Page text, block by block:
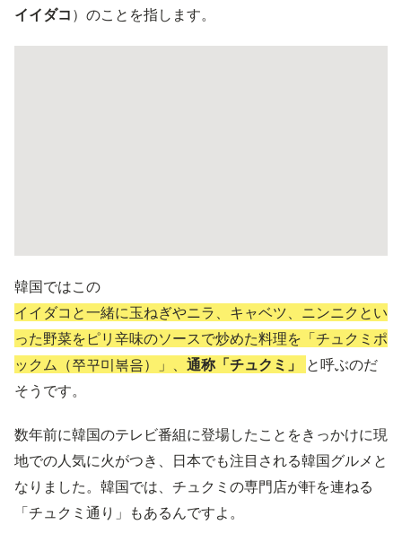
イイダコ ）のことを指します。
韓国ではこの
イイダコと一緒に玉ねぎやニラ、キャベツ、ニンニクとい
った野菜をピリ辛味のソースで炒めた料理を「チュクミポ
ックム（쭈꾸미볶음）」、 通称「チュクミ」
と呼ぶのだ
そうです。
数年前に韓国のテレビ番組に登場したことをきっかけに現
地での人気に火がつき、日本でも注目される韓国グルメと
なりました。韓国では、チュクミの専門店が軒を連ねる
「チュクミ通り」もあるんですよ。